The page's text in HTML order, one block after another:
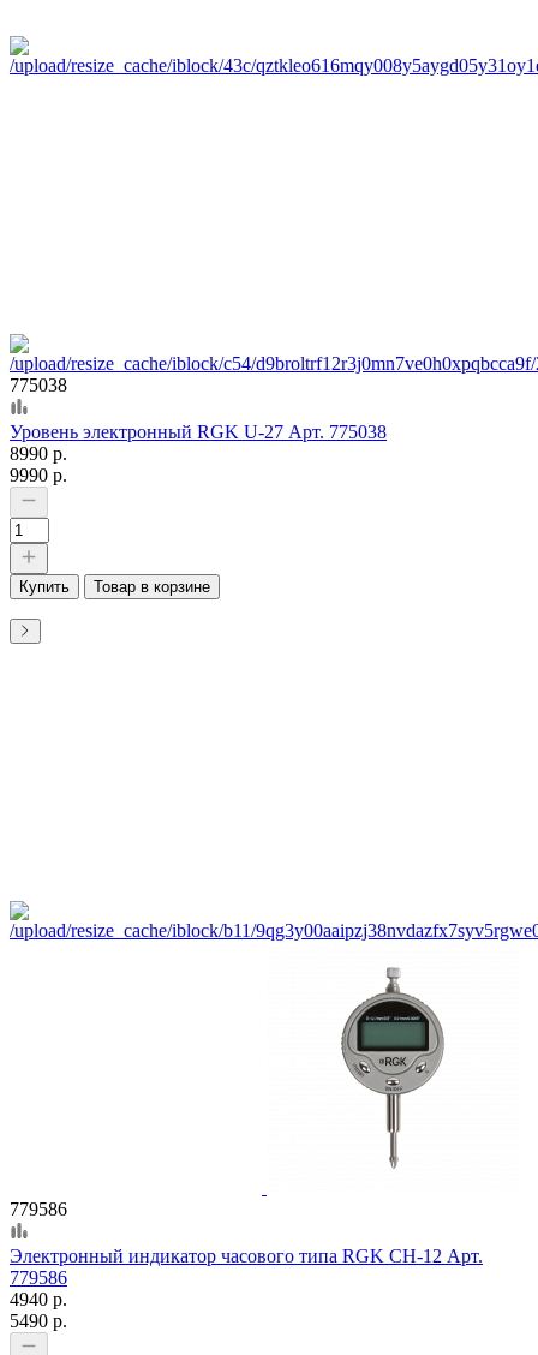
775038
Уровень электронный RGK U-27 Арт. 775038
8990 р.
9990 р.
Купить Товар в корзине
779586
Электронный индикатор часового типа RGK CH-12 Арт.
779586
4940 р.
5490 р.